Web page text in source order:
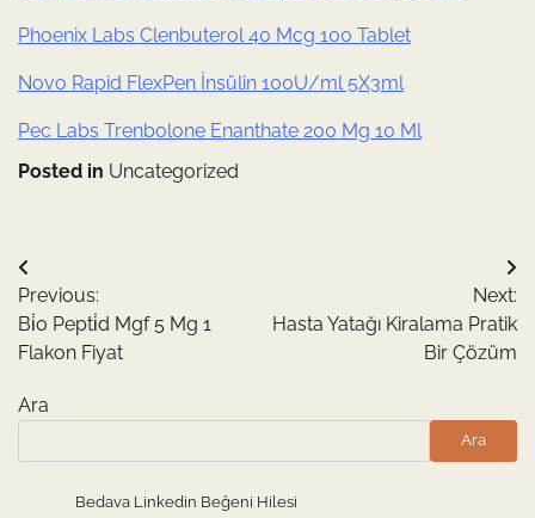
Phoenix Labs Clenbuterol 40 Mcg 100 Tablet
Novo Rapid FlexPen İnsülin 100U/ml 5X3ml
Pec Labs Trenbolone Enanthate 200 Mg 10 Ml
Posted in Uncategorized
Yazı
gezinmesi
Previous:
Bi̇o Pepti̇d Mgf 5 Mg 1
Flakon Fiyat
Next:
Hasta Yatağı Kiralama Pratik
Bir Çözüm
Ara
Ara
Bedava Linkedin Beğeni Hilesi